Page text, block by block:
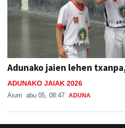
Adunako jaien lehen
ADUNAKO JAIAK 2026
Aiurri abu 05, 08:47 ADUNA